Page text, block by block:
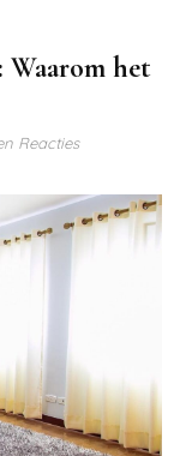
Waarom het
Reacties